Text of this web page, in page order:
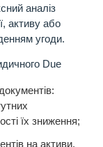
аналіз
активу або
угоди.
Due
їх зниження;
на активи,